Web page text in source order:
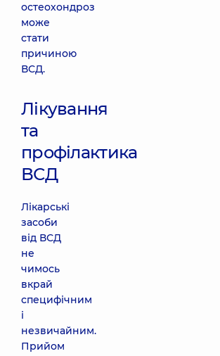
остеохондроз
може
стати
причиною
ВСД.
Лікування
та
профілактика
ВСД
Лікарські
засоби
від ВСД
не
чимось
вкрай
специфічним
і
незвичайним.
Прийом